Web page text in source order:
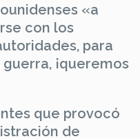
«a
con los
para
¡queremos
que provocó
de